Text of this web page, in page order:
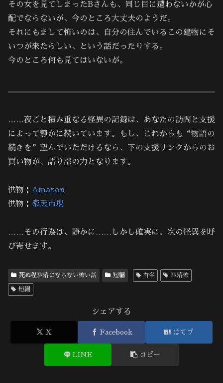
その女を見てしまったBさんも、同じ目に遭わないかが心
配でならないが、今のところ大丈夫のようだ。
それにもまして怖いのは、自分の住んでいるこの建物にそ
いつが来たらしい、という話だったりする。
今のところ何も見てはいないが。
……夜ごと積み重なる怪異の記録は、あなたの訪問と支援
によって静かに続いています。もし、これからも“物語の
続きを”望んでいただけるなら、下の支援リンクからのお
買い物が、語り部の力となります。
供物： Amazon
供物： 楽天市場
……その行為は、静かに……しかし確実に、次の怪異を呼
び寄せます。
死ぬ程洒落にならない怖い話 短編 有名 洒落怖
短編
シェアする
X Facebook はてブ
LINE コピー